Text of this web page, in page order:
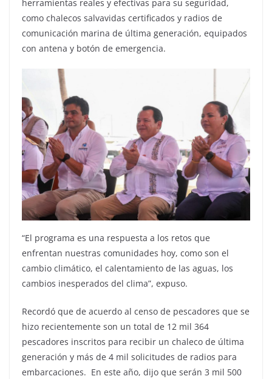
herramientas reales y efectivas para su seguridad,
como chalecos salvavidas certificados y radios de
comunicación marina de última generación, equipados
con antena y botón de emergencia.
“El programa es una respuesta a los retos que
enfrentan nuestras comunidades hoy, como son el
cambio climático, el calentamiento de las aguas, los
cambios inesperados del clima”, expuso.
Recordó que de acuerdo al censo de pescadores que se
hizo recientemente son un total de 12 mil 364
pescadores inscritos para recibir un chaleco de última
generación y más de 4 mil solicitudes de radios para
embarcaciones. En este año, dijo que serán 3 mil 500